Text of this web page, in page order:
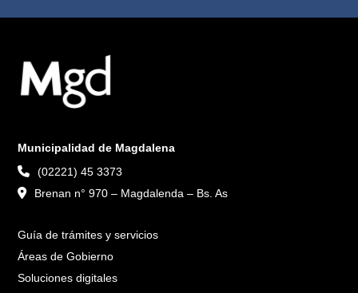
Municipalidad de Magdalena
(02221) 45 3373
Brenan n° 970 – Magdalenda – Bs. As
Guía de trámites y servicios
Áreas de Gobierno
Soluciones digitales